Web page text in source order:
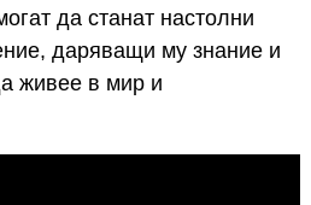
да станат настолни
даряващи му знание и
живее в мир и